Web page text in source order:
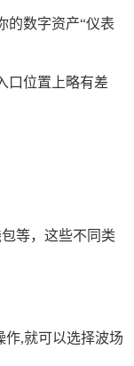
的数字资产“仪表
口位置上略有差
等，这些不同类
,就可以选择波场